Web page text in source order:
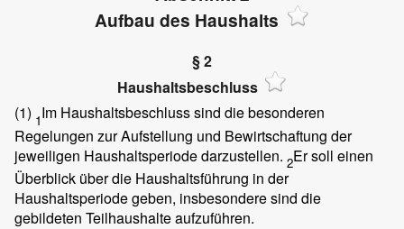
Aufbau des Haushalts
§ 2
Haushaltsbeschluss
(1) 1Im Haushaltsbeschluss sind die besonderen
Regelungen zur Aufstellung und Bewirtschaftung der
jeweiligen Haushaltsperiode darzustellen. 2Er soll einen
Überblick über die Haushaltsführung in der
Haushaltsperiode geben, insbesondere sind die
gebildeten Teilhaushalte aufzuführen.